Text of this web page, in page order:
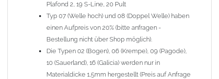
Sonderanfertigung: Die Kaminhaube wird kundenspezifisch
angefertigt - keine Rücknahme möglich!
Zum Bild vergößern, bitte auf das Bild klicken!
Plafond 2, 19 S-Line, 20 Pult
Typ 07 (Welle hoch) und 08 (Doppel Welle) haben
einen Aufpreis von 20% (bitte anfragen -
Bestellung nicht über Shop möglich).
Die Typen 02 (Bogen), 06 (Krempe), 09 (Pagode),
10 (Sauerland), 16 (Galicia) werden nur in
Materialdicke 1,5mm hergestellt (Preis auf Anfrage